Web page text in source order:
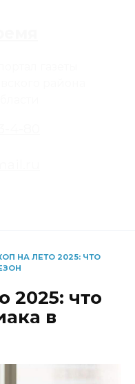
НА ЛЕТО 2025: ЧТО
2025: что
в